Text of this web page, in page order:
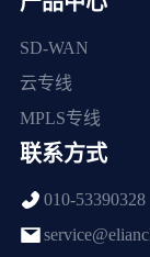
SD-WAN
云专线
MPLS专线
联系方式
010-53390328